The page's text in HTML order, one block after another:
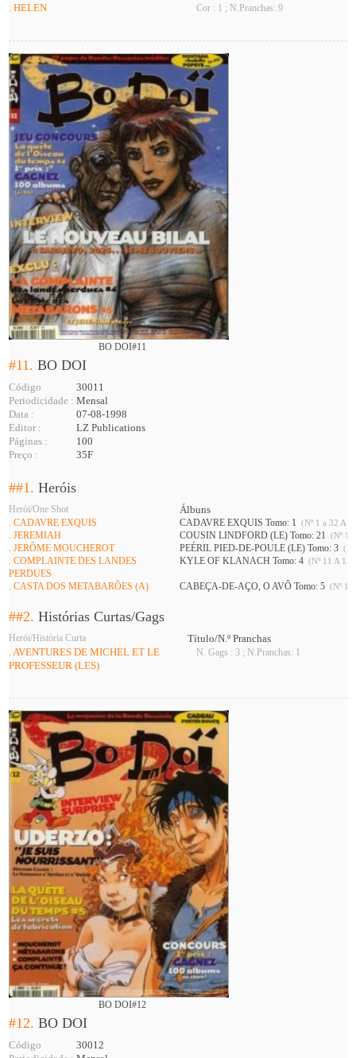
. HELEN Cor : 1 ; N.Pranchas: 9
BO DOI#11
#11.BO DOI
Código
30011
Periodicidade : Mensal
Data :
07-08-1998
Editor :
LZ Publications
Páginas :
100
Preço :
35F
##1.Heróis
Herói/One Shot Álbuns
. CADAVRE EXQUIS CADAVRE EXQUIS Tomo: 1 (Nº 1 a 32 A
. JEREMIAH COUSIN LINDFORD (LE) Tomo: 21 (Nº
. JERÔME MOUCHEROT PEÉRIL PIED-DE-POULE (LE) Tomo: 3
. COMPLAINTE DES LANDES
PERDUES
KYLE OF KLANACH Tomo: 4 (Nº 11 A 13
. CASTA DOS METABARÕES (A) CABEÇA-DE-AÇO, O AVÔ Tomo: 5 (Nº
##2.Histórias Curtas/Gags
Herói/História Curta
Título/N.º Pranchas
. AVENTURES DE MICHEL ET LE
PROFESSEUR (LES)
N. Gags : 3 ; N.Pranchas: 1
BO DOI#12
#12.BO DOI
Código
30012